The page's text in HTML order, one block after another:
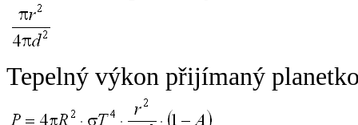
Tepelný výkon přijímaný